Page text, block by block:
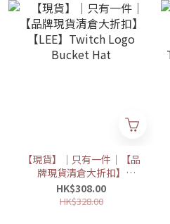
【現貨】｜只有一件｜【品
牌現貨清倉大折扣】
【LEE】Twitch Logo
Bucket Hat
HK$308.00
HK$328.00